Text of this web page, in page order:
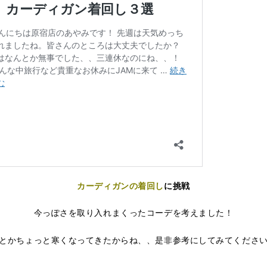
カーディガンの着回しに挑戦
今っぽさを取り入れまくったコーデを考えました！
かちょっと寒くなってきたからね、、是非参考にしてみてくださ